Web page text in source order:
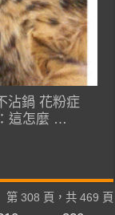
沾鍋 花粉症
這怎麼 …
第 308 頁，共 469 頁